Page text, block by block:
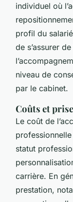
individuel où
profil du
de s’assurer
niveau de
par le cabinet.
Coûts et
Le coût de
statut
carrière. En
prestation,